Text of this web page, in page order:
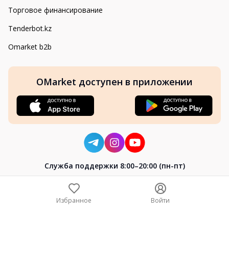
Торговое финансирование
Tenderbot.kz
Omarket b2b
OMarket доступен в приложении
Cлужба поддержки 8:00–20:00 (пн-пт)
Избранное Войти